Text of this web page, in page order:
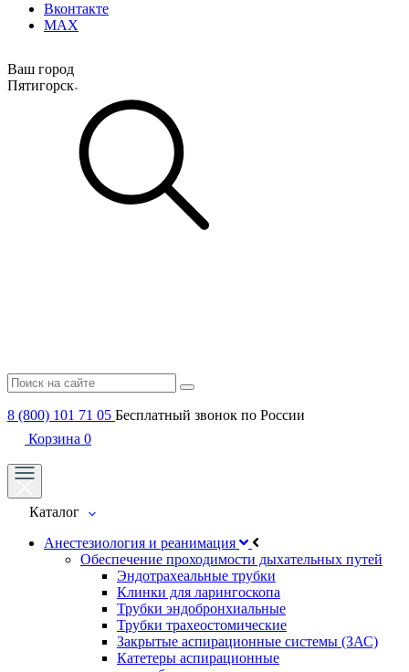
Вконтакте
MAX
Ваш город
Пятигорск
8 (800) 101 71 05 Бесплатный звонок по России
Корзина 0
Каталог
Анестезиология и реанимация
Обеспечение проходимости дыхательных путей
Эндотрахеальные трубки
Клинки для ларингоскопа
Трубки эндобронхиальные
Трубки трахеостомические
Закрытые аспирационные системы (ЗАС)
Катетеры аспирационные